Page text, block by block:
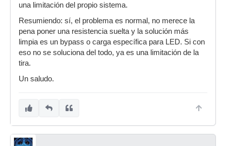
una limitación del propio sistema.
Resumiendo: sí, el problema es normal, no merece la
pena poner una resistencia suelta y la solución más
limpia es un bypass o carga específica para LED. Si con
eso no se soluciona del todo, ya es una limitación de la
tira.
Un saludo.